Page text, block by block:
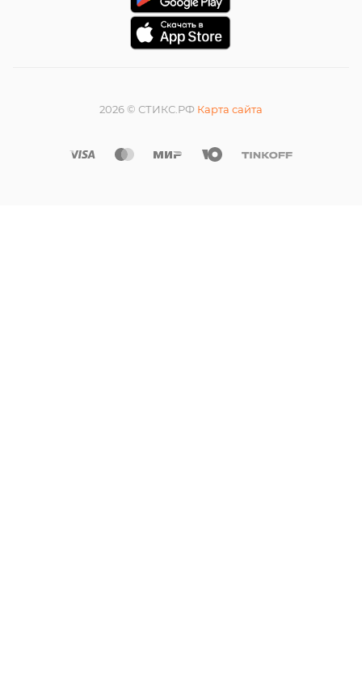
2026 © СТИКС.РФ Карта сайта